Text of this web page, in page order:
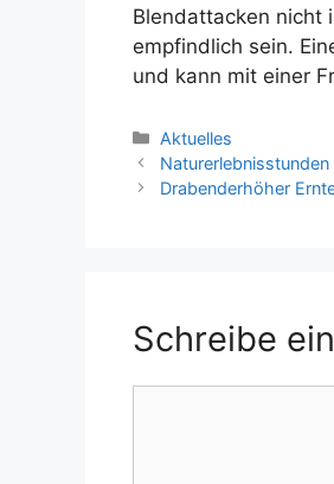
Blendattacken nicht
empfindlich sein.
und kann mit einer
Kategorien
Aktuelles
Drabenderhöher
Schreibe